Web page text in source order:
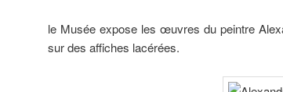
le Musée expose les œuvres du peintre
sur des affiches lacérées.